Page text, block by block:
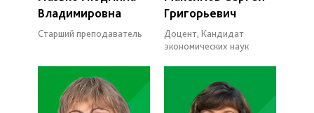
Владимировна
Старший преподаватель
Григорьевич
Доцент, Кандидат
экономических наук